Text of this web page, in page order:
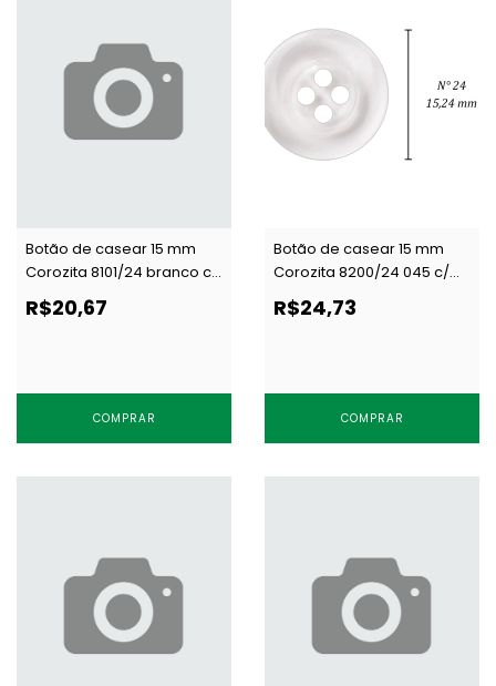
Botão de casear 15 mm
Corozita 8101/24 branco c/
144 un
R$20,67
COMPRAR
Botão de casear 15 mm
Corozita 8200/24 045 c/
144 un
R$24,73
COMPRAR